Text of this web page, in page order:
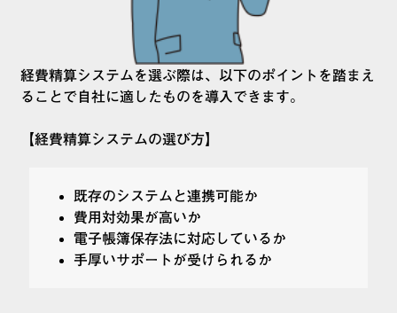
経費精算システムを選ぶ際は、以下のポイントを踏まえ
ることで自社に適したものを導入できます。
【経費精算システムの選び方】
既存のシステムと連携可能か
費用対効果が高いか
電子帳簿保存法に対応しているか
手厚いサポートが受けられるか